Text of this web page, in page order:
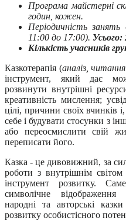
Програма майстерні
годин, кожен.
Періодичність
11:00 до 17:00). Усього:
Кількість учасників
Казкотерапія (аналіз,
інструмент, який дає
розвинути внутрішні
креативність мислення;
цілі, причини своїх вчинків
себе і будувати стосунки з
або переосмислити свій
переписати його.
Казка - це дивовижний, за
роботи з внутрішнім
інструмент розвитку.
символічне
народні та авторські
розвитку особистісного